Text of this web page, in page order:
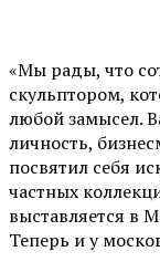
«Мы рады, что
скульптором,
любой замысел.
личность,
посвятил себя
частных
выставляется в
Теперь и у